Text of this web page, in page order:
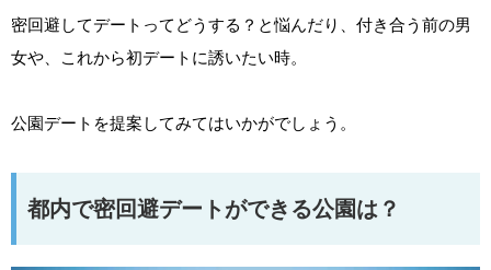
密回避してデートってどうする？と悩んだり、付き合う前の男
女や、これから初デートに誘いたい時。
公園デートを提案してみてはいかがでしょう。
都内で密回避デートができる公園は？